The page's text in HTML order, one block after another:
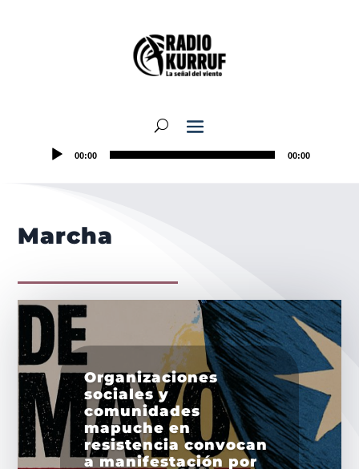
00:00 00:00
Marcha
Organizaciones
sociales y
comunidades
mapuche en
resistencia convocan
a manifestación por